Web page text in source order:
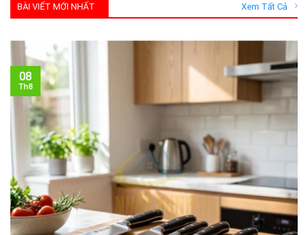
BÀI VIẾT MỚI NHẤT Xem Tất Cả
08
Th8